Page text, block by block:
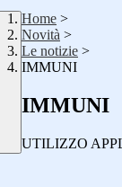
Home >
Novità >
Le notizie >
IMMUNI
IMMUNI
UTILIZZO